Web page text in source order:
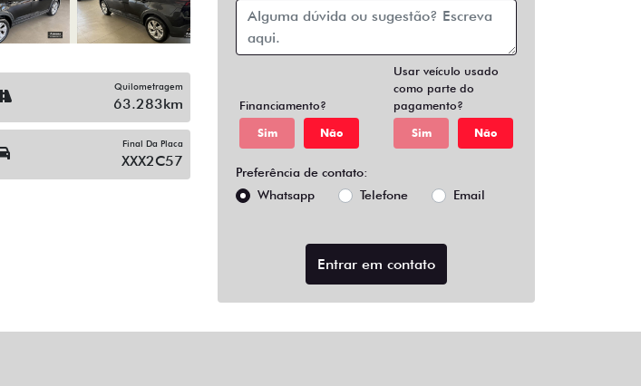
Quilometragem
63.283km
Final Da Placa
XXX2C57
Financiamento?
Sim Não
Usar veículo usado
como parte do
pagamento?
Sim Não
Preferência de contato:
Whatsapp
Telefone Email
Entrar em contato